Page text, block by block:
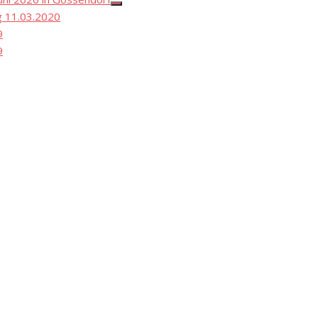
Show
11.03.2020